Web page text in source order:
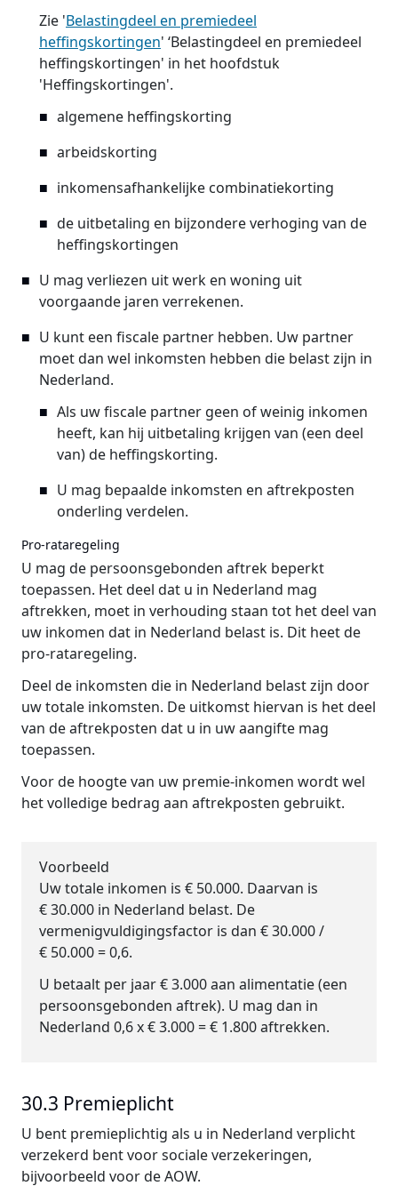
Zie 'Belastingdeel en premiedeel
heffingskortingen' ‘Belastingdeel en premiedeel
heffingskortingen' in het hoofdstuk
'Heffingskortingen'.
algemene heffingskorting
arbeidskorting
inkomensafhankelijke combinatiekorting
de uitbetaling en bijzondere verhoging van de
heffingskortingen
U mag verliezen uit werk en woning uit
voorgaande jaren verrekenen.
U kunt een fiscale partner hebben. Uw partner
moet dan wel inkomsten hebben die belast zijn in
Nederland.
Als uw fiscale partner geen of weinig inkomen
heeft, kan hij uitbetaling krijgen van (een deel
van) de heffingskorting.
U mag bepaalde inkomsten en aftrekposten
onderling verdelen.
Pro-rataregeling
U mag de persoonsgebonden aftrek beperkt
toepassen. Het deel dat u in Nederland mag
aftrekken, moet in verhouding staan tot het deel van
uw inkomen dat in Nederland belast is. Dit heet de
pro-rataregeling.
Deel de inkomsten die in Nederland belast zijn door
uw totale inkomsten. De uitkomst hiervan is het deel
van de aftrekposten dat u in uw aangifte mag
toepassen.
Voor de hoogte van uw premie-inkomen wordt wel
het volledige bedrag aan aftrekposten gebruikt.
Voorbeeld
Uw totale inkomen is € 50.000. Daarvan is
€ 30.000 in Nederland belast. De
vermenigvuldigingsfactor is dan € 30.000 /
€ 50.000 = 0,6.
U betaalt per jaar € 3.000 aan alimentatie (een
persoonsgebonden aftrek). U mag dan in
Nederland 0,6 x € 3.000 = € 1.800 aftrekken.
30.3 Premieplicht
U bent premieplichtig als u in Nederland verplicht
verzekerd bent voor sociale verzekeringen,
bijvoorbeeld voor de AOW.